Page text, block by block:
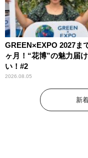
GREEN×EXPO 2027ま
ヶ月！“花博”の魅力届
い！#2
2026.08.05
新